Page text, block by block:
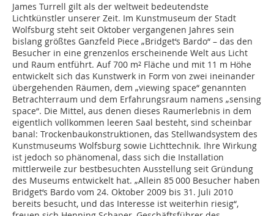
James Turrell gilt als der weltweit bedeutendste
Lichtkünstler unserer Zeit. Im Kunstmuseum der Stadt
Wolfsburg steht seit Oktober vergangenen Jahres sein
bislang größtes Ganzfeld Piece „Bridget‘s Bardo“ – das den
Besucher in eine grenzenlos erscheinende Welt aus Licht
und Raum entführt. Auf 700 m² Fläche und mit 11 m Höhe
entwickelt sich das Kunstwerk in Form von zwei ineinander
übergehenden Räumen, dem „viewing space“ genannten
Betrachterraum und dem Erfahrungsraum namens „sensing
space“. Die Mittel, aus denen dieses Raumerlebnis in dem
eigentlich vollkommen leeren Saal besteht, sind scheinbar
banal: Trockenbaukonstruktionen, das Stellwandsystem des
Kunstmuseums Wolfsburg sowie Lichttechnik. Ihre Wirkung
ist jedoch so phänomenal, dass sich die Installation
mittlerweile zur bestbesuchten Ausstellung seit Gründung
des Museums entwickelt hat. „Allein 85 000 Besucher haben
Bridget‘s Bardo vom 24. Oktober 2009 bis 31. Juli 2010
bereits besucht, und das Interesse ist weiterhin riesig“,